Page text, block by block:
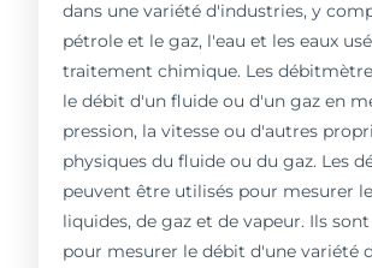
dans une variété d'industries, y
pétrole et le gaz, l'eau et les eaux
traitement chimique. Les
le débit d'un fluide ou d'un gaz en
pression, la vitesse ou d'autres
physiques du fluide ou du gaz. Les
peuvent être utilisés pour mesurer
liquides, de gaz et de vapeur. Ils
pour mesurer le débit d'une variété